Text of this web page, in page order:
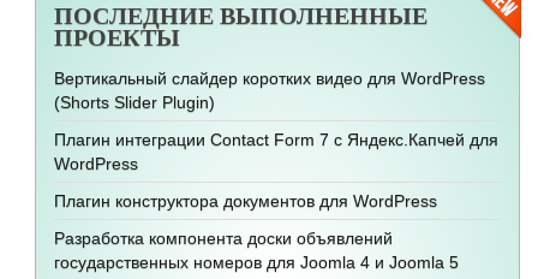
ПОСЛЕДНИЕ ВЫПОЛНЕННЫЕ
ПРОЕКТЫ
Вертикальный слайдер коротких видео для WordPress
(Shorts Slider Plugin)
Плагин интеграции Contact Form 7 с Яндекс.Капчей для
WordPress
Плагин конструктора документов для WordPress
Разработка компонента доски объявлений
государственных номеров для Joomla 4 и Joomla 5